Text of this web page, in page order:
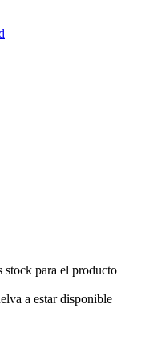
stock para el producto
a estar disponible